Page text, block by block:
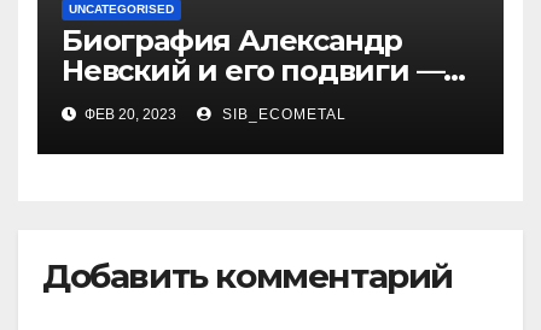
UNCATEGORISED
Биография Александр
Невский и его подвиги —
история жизни великого
князя, защитника Руси
ФЕВ 20, 2023 SIB_ECOMETAL
Добавить комментарий